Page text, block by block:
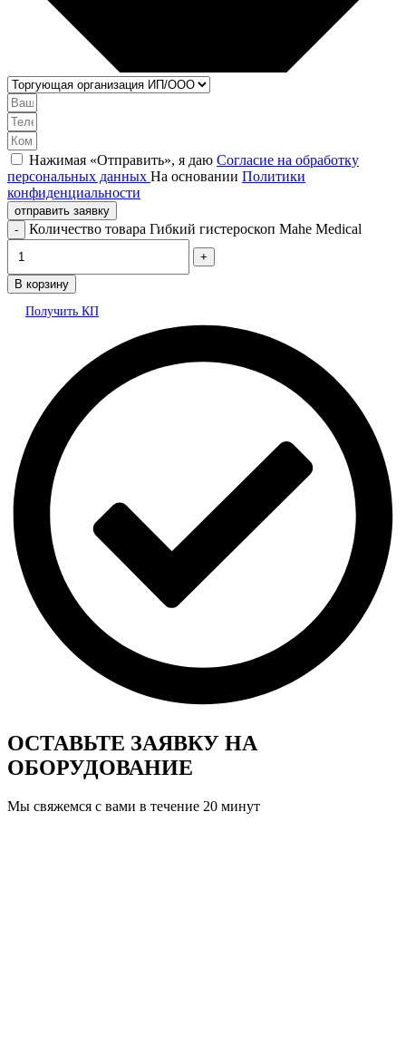
Нажимая «Отправить», я даю Согласие на обработку
персональных данных На основании Политики
конфиденциальности
отправить заявку
Количество товара Гибкий гистероскоп Mahe Medical
В корзину
Получить КП
ОСТАВЬТЕ ЗАЯВКУ НА
ОБОРУДОВАНИЕ
Мы свяжемся с вами в течение 20 минут